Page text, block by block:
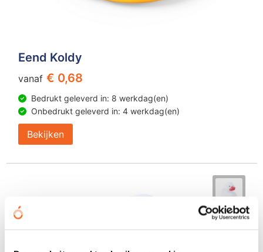
Eend Koldy
vanaf € 0,68
Bedrukt geleverd in: 8 werkdag(en)
Onbedrukt geleverd in: 4 werkdag(en)
Bekijken